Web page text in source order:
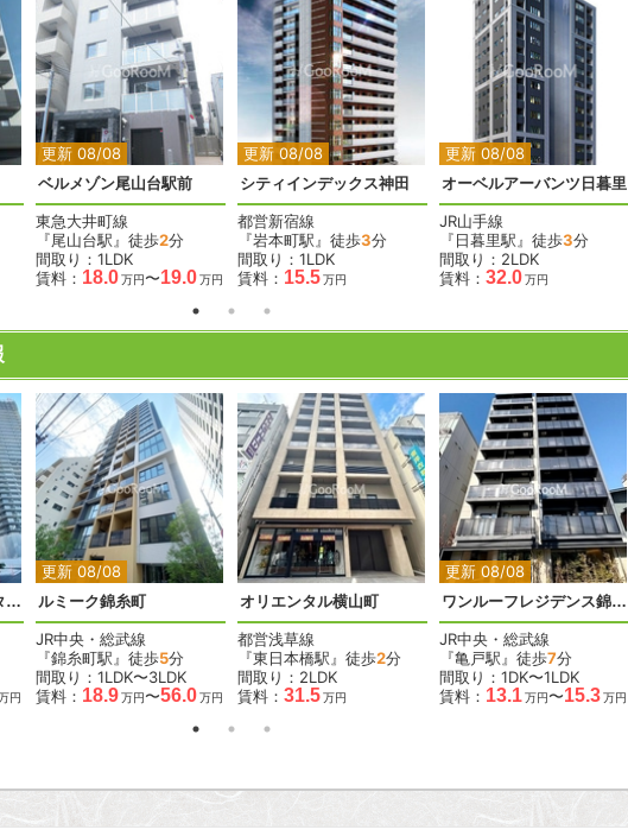
更新 08/08
2 2
ベルメゾン尾山台駅前
東急大井町線
『尾山台駅』徒歩2分
間取り：1LDK
賃料： 18.0万円〜19.0万円
更新 08/08
2
シティインデックス神田
都営新宿線
『岩本町駅』徒歩3分
間取り：1LDK
賃料： 15.5万円
更新 08/08
オーベルアーバンツ日暮里
JR山手線
『日暮里駅』徒歩3分
間取り：2LDK
賃料： 32.0万円
目黒マークレジデンスタワー
円
更新 08/08
2
ルミーク錦糸町
JR中央・総武線
『錦糸町駅』徒歩5分
間取り：1LDK〜3LDK
賃料： 18.9万円〜56.0万円
2
オリエンタル横山町
都営浅草線
『東日本橋駅』徒歩2分
間取り：2LDK
賃料： 31.5万円
更新 08/08
2 2
ワンルーフレジデンス錦糸町
JR中央・総武線
『亀戸駅』徒歩7分
間取り：1DK〜1LDK
賃料： 13.1万円〜15.3万円